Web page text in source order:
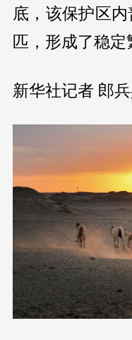
底，该保护区
匹，形成了稳定
新华社记者 郎